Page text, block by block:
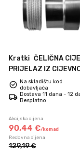
Kratki ČELIČNA
PRIJELAZ IZ
SUSTAVA PRZ/200
Na skladištu kod
dobavljača
Dostava 11 dana - 12
Besplatno
Akcijska cijena
90,44 €/komad
Redovna cijena
129,19€